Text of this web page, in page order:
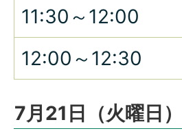
11:30～12:00
12:00～12:30
7月21日（火曜日）